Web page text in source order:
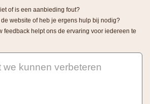
of is een aanbieding fout?
website of heb je ergens hulp bij nodig?
feedback helpt ons de ervaring voor iedereen te
we kunnen verbeteren